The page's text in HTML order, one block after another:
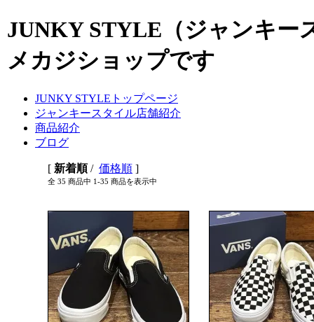
JUNKY STYLE（ジャンキー
メカジショップです
JUNKY STYLEトップページ
ジャンキースタイル店舗紹介
商品紹介
ブログ
[ 新着順/ 価格順 ]
全 35 商品中 1-35 商品を表示中